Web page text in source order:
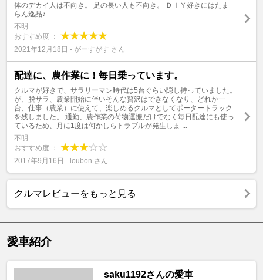
体のデカイ人は不向き。 足の長い人も不向き。 ＤＩＹ好きにはたま
らん逸品♪
不明
おすすめ度 ：
2021年12月18日 - がーすがす さん
配達に、農作業に！毎日乗っています。
クルマが好きで、サラリーマン時代は5台ぐらい隠し持っていました。
が、脱サラ、農業開始に伴いそんな贅沢はできなくなり、どれか一
台、仕事（農業）に使えて、楽しめるクルマとしてポータートラック
を残しました。 通勤、農作業の荷物運搬だけでなく毎日配達にも使っ
ているため、月に1度は何かしらトラブルが発生しま ...
不明
おすすめ度 ：
2017年9月16日 - loubon さん
クルマレビューをもっと見る
愛車紹介
saku1192さんの愛車